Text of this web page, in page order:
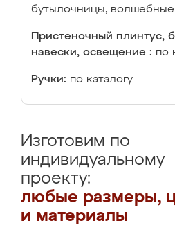
бутылочницы, волшебные
Пристеночный плинтус,
навески, освещение : по
Ручки: по каталогу
Изготовим по
индивидуальному
проекту:
любые размеры,
и материалы